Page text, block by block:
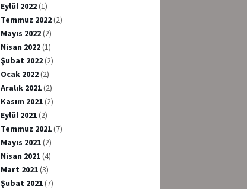
Eylül 2022(1)
Temmuz 2022(2)
Mayıs 2022(2)
Nisan 2022(1)
Şubat 2022(2)
Ocak 2022(2)
Aralık 2021(2)
Kasım 2021(2)
Eylül 2021(2)
Temmuz 2021(7)
Mayıs 2021(2)
Nisan 2021(4)
Mart 2021(3)
Şubat 2021(7)